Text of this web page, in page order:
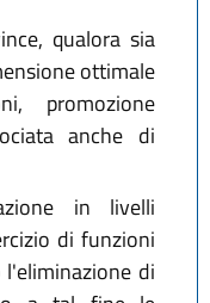
qualora sia
ottimale
promozione
anche di
in livelli
di funzioni
di